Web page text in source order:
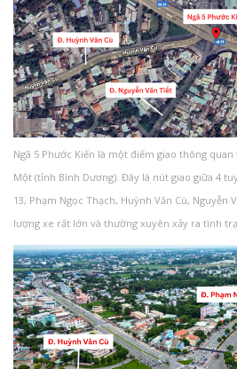
Ngã 5 Phước Kiến là một điểm giao thông
Một (tỉnh Bình Dương). Đây là nút giao giữa 4
13, Phạm Ngọc Thạch, Huỳnh Văn Cù, Nguyễn
lượng xe rất lớn và thường xuyên xảy ra tình